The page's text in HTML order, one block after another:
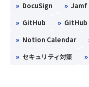
» DocuSign » Jamf
» GitHub » GitHub
» Notion Calendar
» セキュリティ対策 »